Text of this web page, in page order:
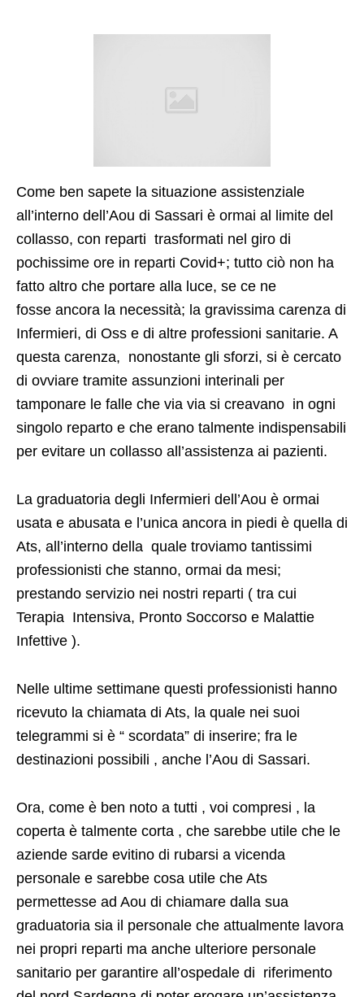
Come ben sapete la situazione assistenziale
all’interno dell’Aou di Sassari è ormai al limite del
collasso, con reparti trasformati nel giro di
pochissime ore in reparti Covid+; tutto ciò non ha
fatto altro che portare alla luce, se ce ne
fosse ancora la necessità; la gravissima carenza di
Infermieri, di Oss e di altre professioni sanitarie. A
questa carenza, nonostante gli sforzi, si è cercato
di ovviare tramite assunzioni interinali per
tamponare le falle che via via si creavano in ogni
singolo reparto e che erano talmente indispensabili
per evitare un collasso all’assistenza ai pazienti.
La graduatoria degli Infermieri dell’Aou è ormai
usata e abusata e l’unica ancora in piedi è quella di
Ats, all’interno della quale troviamo tantissimi
professionisti che stanno, ormai da mesi;
prestando servizio nei nostri reparti ( tra cui
Terapia Intensiva, Pronto Soccorso e Malattie
Infettive ).
Nelle ultime settimane questi professionisti hanno
ricevuto la chiamata di Ats, la quale nei suoi
telegrammi si è “ scordata” di inserire; fra le
destinazioni possibili , anche l’Aou di Sassari.
Ora, come è ben noto a tutti , voi compresi , la
coperta è talmente corta , che sarebbe utile che le
aziende sarde evitino di rubarsi a vicenda
personale e sarebbe cosa utile che Ats
permettesse ad Aou di chiamare dalla sua
graduatoria sia il personale che attualmente lavora
nei propri reparti ma anche ulteriore personale
sanitario per garantire all’ospedale di riferimento